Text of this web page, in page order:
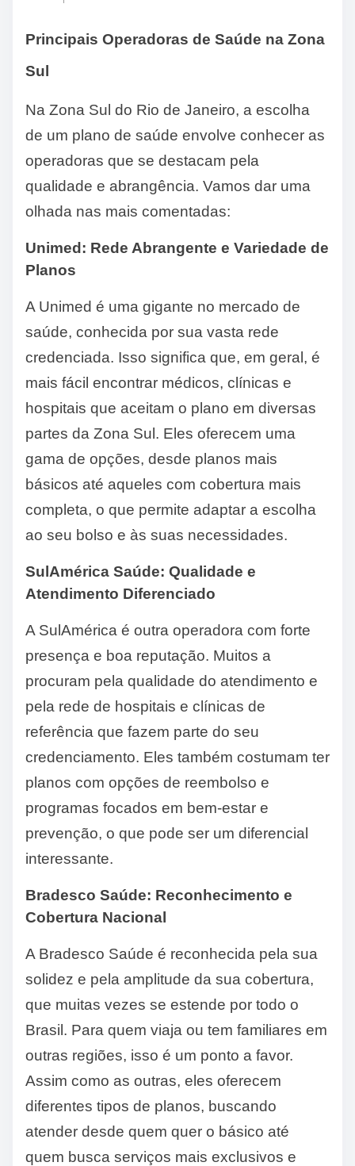
Principais Operadoras de Saúde na Zona
Sul
Na Zona Sul do Rio de Janeiro, a escolha
de um plano de saúde envolve conhecer as
operadoras que se destacam pela
qualidade e abrangência. Vamos dar uma
olhada nas mais comentadas:
Unimed: Rede Abrangente e Variedade de
Planos
A Unimed é uma gigante no mercado de
saúde, conhecida por sua vasta rede
credenciada. Isso significa que, em geral, é
mais fácil encontrar médicos, clínicas e
hospitais que aceitam o plano em diversas
partes da Zona Sul. Eles oferecem uma
gama de opções, desde planos mais
básicos até aqueles com cobertura mais
completa, o que permite adaptar a escolha
ao seu bolso e às suas necessidades.
SulAmérica Saúde: Qualidade e
Atendimento Diferenciado
A SulAmérica é outra operadora com forte
presença e boa reputação. Muitos a
procuram pela qualidade do atendimento e
pela rede de hospitais e clínicas de
referência que fazem parte do seu
credenciamento. Eles também costumam ter
planos com opções de reembolso e
programas focados em bem-estar e
prevenção, o que pode ser um diferencial
interessante.
Bradesco Saúde: Reconhecimento e
Cobertura Nacional
A Bradesco Saúde é reconhecida pela sua
solidez e pela amplitude da sua cobertura,
que muitas vezes se estende por todo o
Brasil. Para quem viaja ou tem familiares em
outras regiões, isso é um ponto a favor.
Assim como as outras, eles oferecem
diferentes tipos de planos, buscando
atender desde quem quer o básico até
quem busca serviços mais exclusivos e